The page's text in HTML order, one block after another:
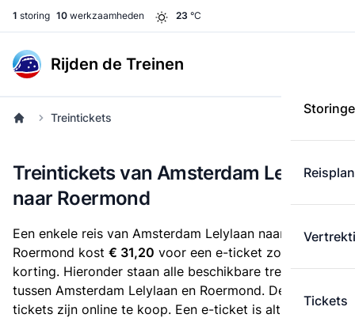
1 storing 10 werkzaamheden 23 °C
Rijden de Treinen
Tickets
Treintickets
Treintickets van Amsterdam Lelylaan
naar Roermond
Een enkele reis van Amsterdam Lelylaan naar
Roermond kost € 31,20 voor een e-ticket zonder
korting. Hieronder staan alle beschikbare treintickets
tussen Amsterdam Lelylaan en Roermond. Deze
tickets zijn online te koop. Een e-ticket is altijd